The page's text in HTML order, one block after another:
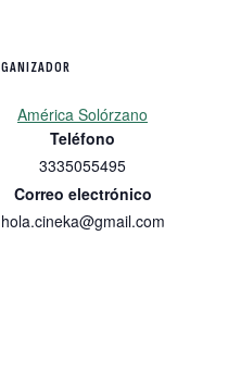
América Solórzano
Teléfono
3335055495
Correo electrónico
hola.cineka@gmail.com